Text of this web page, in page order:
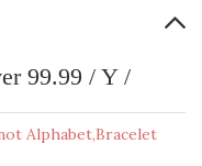
99.99 / Y /
Alphabet,Bracelet